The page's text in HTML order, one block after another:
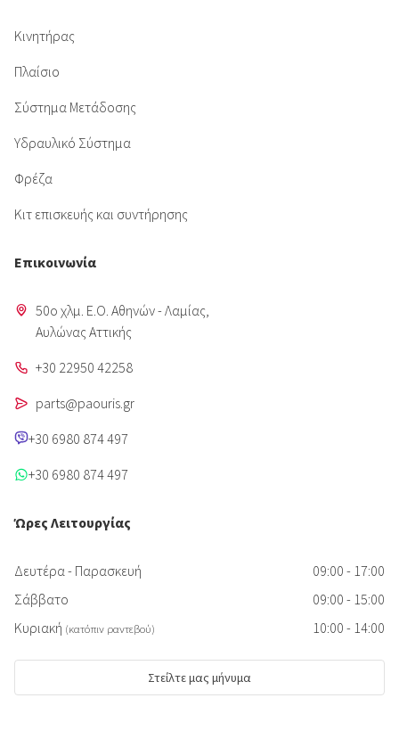
Κινητήρας
Πλαίσιο
Σύστημα Μετάδοσης
Υδραυλικό Σύστημα
Φρέζα
Κιτ επισκευής και συντήρησης
Επικοινωνία
50o χλμ. Ε.Ο. Αθηνών - Λαμίας,
Aυλώνας Αττικής
+30 22950 42258
parts@paouris.gr
+30 6980 874 497
+30 6980 874 497
Ώρες Λειτουργίας
Δευτέρα - Παρασκευή
09:00 - 17:00
Σάββατο
09:00 - 15:00
Κυριακή (κατόπιν ραντεβού) 10:00 - 14:00
Στείλτε μας μήνυμα